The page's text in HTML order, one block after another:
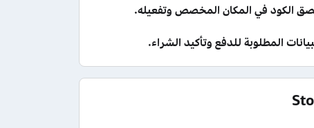
الكود في المكان المخصص وتفعيله.
المطلوبة للدفع وتأكيد الشراء.